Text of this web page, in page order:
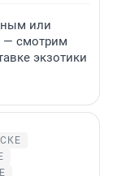
или
— смотрим
экзотики